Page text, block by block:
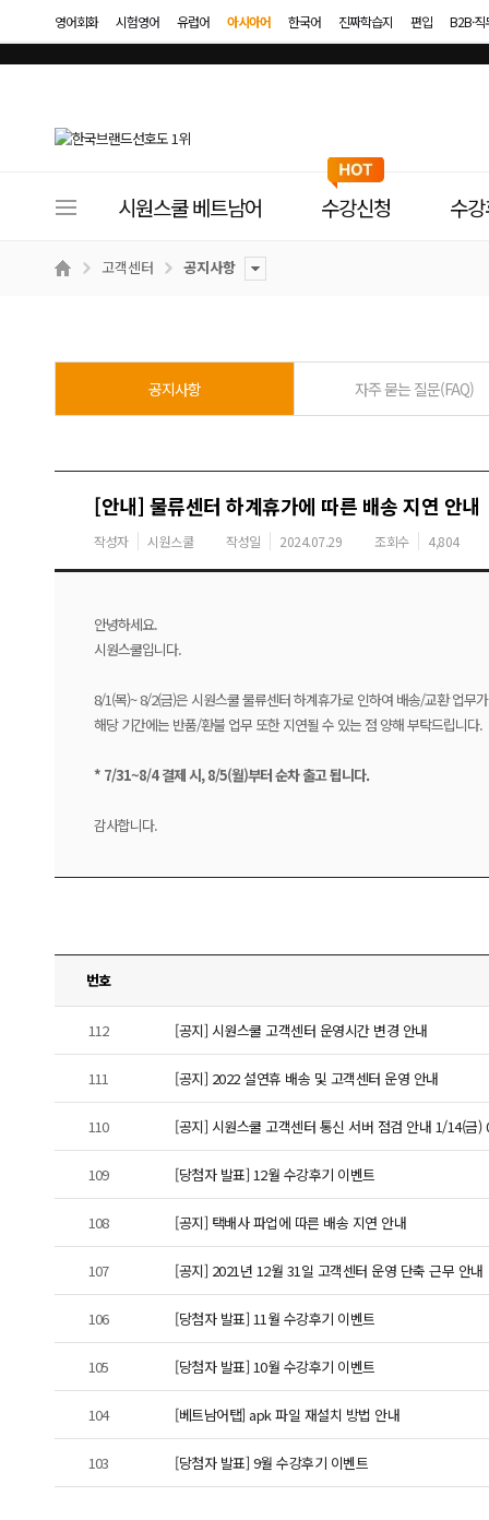
영어회화 시험영어 유럽어 아시아어 한국어 진짜학습지 편입 B2B·
이
메
시원스쿨 베트남어 수강신청 수
고객센터 공지사항
공지사항 자주 묻는 질문(FAQ)
[안내] 물류센터 하계휴가에 따른 배송 지연 안내
작성자 시원스쿨 작성일 2024.07.29 조회수 4,804
안녕하세요.
시원스쿨입니다.
8/1(목)~ 8/2(금)은 시원스쿨 물류센터 하계휴가로 인하여 배송/교환 업무
해당 기간에는 반품/환불 업무 또한 지연될 수 있는 점 양해 부탁드립니다.
* 7/31~8/4 결제 시, 8/5(월)부터 순차 출고 됩니다.
감사합니다.
번호
112 [공지] 시원스쿨 고객센터 운영시간 변경 안내
111 [공지] 2022 설연휴 배송 및 고객센터 운영 안내
110 [공지] 시원스쿨 고객센터 통신 서버 점검 안내 1/14(금)
109 [당첨자 발표] 12월 수강후기 이벤트
108 [공지] 택배사 파업에 따른 배송 지연 안내
107 [공지] 2021년 12월 31일 고객센터 운영 단축 근무 안내
106 [당첨자 발표] 11월 수강후기 이벤트
105 [당첨자 발표] 10월 수강후기 이벤트
104 [베트남어탭] apk 파일 재설치 방법 안내
103 [당첨자 발표] 9월 수강후기 이벤트